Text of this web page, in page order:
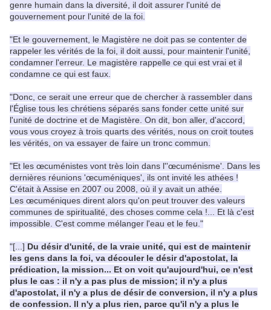
genre humain dans la diversité, il doit assurer l'unité de
gouvernement pour l'unité de la foi.
"Et le gouvernement, le Magistère ne doit pas se contenter de
rappeler les vérités de la foi, il doit aussi, pour maintenir l'unité,
condamner l'erreur. Le magistère rappelle ce qui est vrai et il
condamne ce qui est faux.
"Donc, ce serait une erreur que de chercher à rassembler dans
l'Église tous les chrétiens séparés sans fonder cette unité sur
l'unité de doctrine et de Magistère. On dit, bon aller, d'accord,
vous vous croyez à trois quarts des vérités, nous on croit toutes
les vérités, on va essayer de faire un tronc commun.
"Et les œcuménistes vont très loin dans l''œcuménisme'. Dans les
dernières réunions 'œcuméniques', ils ont invité les athées !
C'était à Assise en 2007 ou 2008, où il y avait un athée.
Les œcuméniques dirent alors qu'on peut trouver des valeurs
communes de spiritualité, des choses comme cela !... Et là c'est
impossible. C'est comme mélanger l'eau et le feu."
"[...] Du désir d'unité, de la vraie unité, qui est de maintenir
les gens dans la foi, va découler le désir d'apostolat, la
prédication, la mission... Et on voit qu'aujourd'hui, ce n'est
plus le cas : il n'y a pas plus de mission; il n'y a plus
d'apostolat, il n'y a plus de désir de conversion, il n'y a plus
de confession. Il n'y a plus rien, parce qu'il n'y a plus le